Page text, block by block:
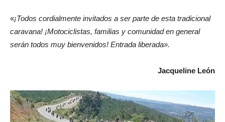
«¡Todos cordialmente invitados a ser parte de esta tradicional
caravana! ¡Motociclistas, familias y comunidad en general
serán todos muy bienvenidos! Entrada liberada».
Jacqueline León